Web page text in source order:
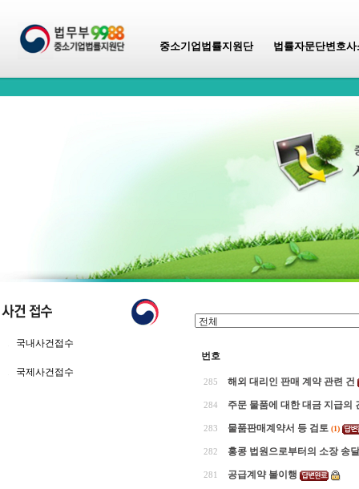
중소기업법률지원단 법률자문단변호사
국내사건접수
국제사건접수
번호
285 해외 대리인 판매 계약 관련 건
284 주문 물품에 대한 대금 지급의
283 물품판매계약서 등 검토 (1)
282 홍콩 법원으로부터의 소장 송
281 공급계약 불이행